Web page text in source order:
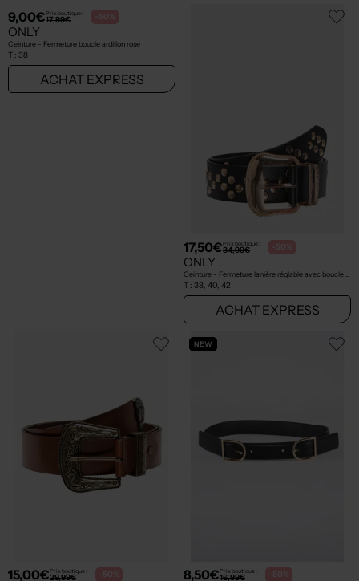
9,00€Prix boutique :
17,99€ -50%
ONLY
Ceinture - Fermeture boucle ardillon rose
T : 38
ACHAT EXPRESS
17,50€Prix boutique :
34,99€ -50%
ONLY
Ceinture - Fermeture lanière réglable avec boucle et clip noir
T : 38, 40, 42
ACHAT EXPRESS
15,00€Prix boutique :
29,99€ -50%
NEW
8,50€Prix boutique :
16,99€ -50%